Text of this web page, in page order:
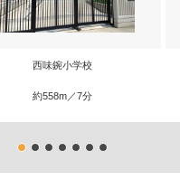
西味鋺小学校
約558m／7分